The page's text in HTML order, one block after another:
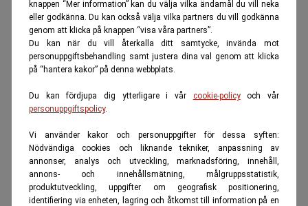
knappen “Mer information” kan du välja vilka ändamål du vill neka
eller godkänna. Du kan också välja vilka partners du vill godkänna
genom att klicka på knappen “visa våra partners”.
Du kan när du vill återkalla ditt samtycke, invända mot
personuppgiftsbehandling samt justera dina val genom att klicka
på “hantera kakor” på denna webbplats.
Du kan fördjupa dig ytterligare i vår cookie-policyoch vår
personuppgiftspolicy.
Vi använder kakor och personuppgifter för dessa syften:
Nödvändiga cookies och liknande tekniker, anpassning av
annonser, analys och utveckling, marknadsföring, innehåll,
annons- och innehållsmätning, målgruppsstatistik,
produktutveckling, uppgifter om geografisk positionering,
identifiering via enheten, lagring och åtkomst till information på en